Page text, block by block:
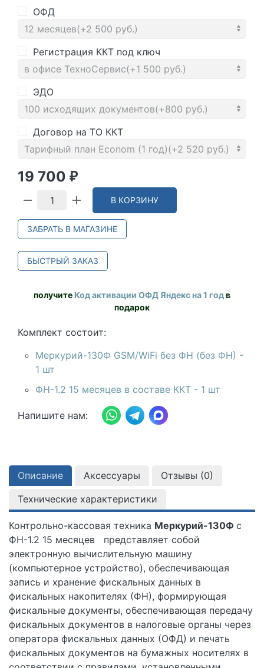
ОФД
Регистрация ККТ под ключ
ЭДО
Договор на ТО ККТ
19 700 ₽
В КОРЗИНУ
ЗАБРАТЬ В МАГАЗИНЕ
БЫСТРЫЙ ЗАКАЗ
получите Код активации ОФД Яндекс на 1 годв
подарок
Комплект состоит:
Меркурий-130Ф GSM/WiFi без ФН (без ФН) -
1 шт
ФН-1.2 15 месяцев в составе ККТ - 1 шт
Напишите нам:
Описание Аксессуары Отзывы (0)
Технические характеристики
Контрольно-кассовая техника Меркурий-130Ф с
ФН-1.2 15 месяцев
представляет собой
электронную вычислительную машину
(компьютерное устройство), обеспечивающая
запись и хранение фискальных данных в
фискальных накопителях (ФН), формирующая
фискальные документы, обеспечивающая передачу
фискальных документов в налоговые органы через
оператора фискальных данных (ОФД) и печать
фискальных документов на бумажных носителях в